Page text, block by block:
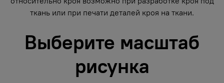
ткань или при печати деталей кроя на ткани.
Выберите масштаб
рисунка